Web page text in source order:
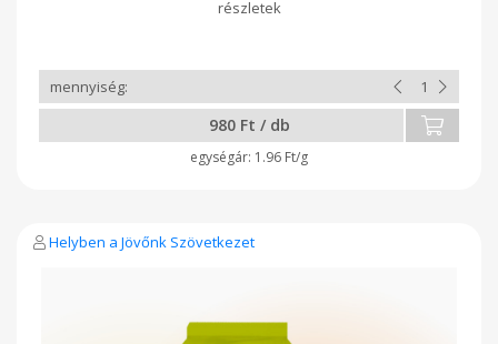
pihentetni, és a zabszemek ideális puhaságúvá válnak.
szagtól mentes. Gluténmentes diétát, valamint az
egészségtudatos táplálkozást folytatóknak ajánljuk.
Gluténmentes üzemben csomagolva, hozzáadott
adalékanyagoktól mentes. Gyártó: GOF Hungary Kft. -
Nyíregyháza GLUTÉNMENTES ZABFELDOLGOZÓ ÜZEM
Átlagos tápérték 100g termékben: Energia 1501 kJ/357 kcal
980 Ft / db
1.96 Ft/g
Helyben a Jövőnk Szövetkezet